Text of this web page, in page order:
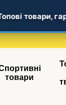
товари,
товари